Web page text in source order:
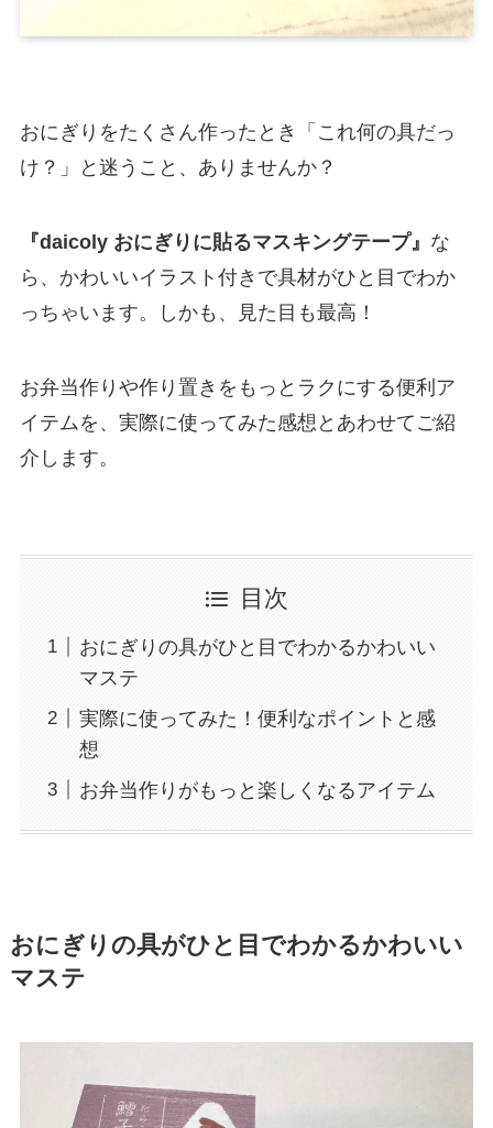
おにぎりをたくさん作ったとき「これ何の具だっ
け？」と迷うこと、ありませんか？
『daicoly おにぎりに貼るマスキングテープ』 な
ら、かわいいイラスト付きで具材がひと目でわか
っちゃいます。しかも、見た目も最高！
お弁当作りや作り置きをもっとラクにする便利ア
イテムを、実際に使ってみた感想とあわせてご紹
介します。
目次
おにぎりの具がひと目でわかるかわいい
マステ
実際に使ってみた！便利なポイントと感
想
お弁当作りがもっと楽しくなるアイテム
おにぎりの具がひと目でわかるかわいい
マステ